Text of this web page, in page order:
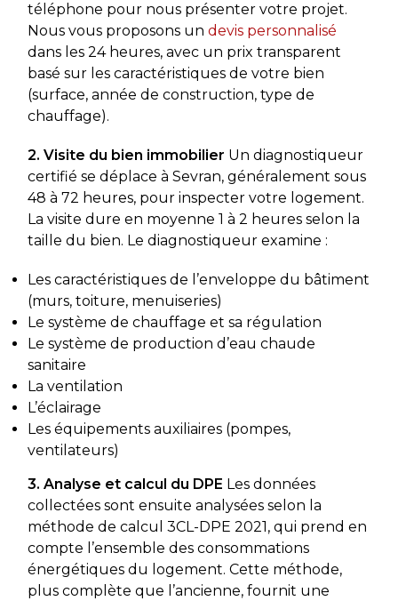
téléphone pour nous présenter votre projet.
Nous vous proposons un devis personnalisé
dans les 24 heures, avec un prix transparent
basé sur les caractéristiques de votre bien
(surface, année de construction, type de
chauffage).
2. Visite du bien immobilier Un diagnostiqueur
certifié se déplace à Sevran, généralement sous
48 à 72 heures, pour inspecter votre logement.
La visite dure en moyenne 1 à 2 heures selon la
taille du bien. Le diagnostiqueur examine :
Les caractéristiques de l’enveloppe du bâtiment
(murs, toiture, menuiseries)
Le système de chauffage et sa régulation
Le système de production d’eau chaude
sanitaire
La ventilation
L’éclairage
Les équipements auxiliaires (pompes,
ventilateurs)
3. Analyse et calcul du DPE Les données
collectées sont ensuite analysées selon la
méthode de calcul 3CL-DPE 2021, qui prend en
compte l’ensemble des consommations
énergétiques du logement. Cette méthode,
plus complète que l’ancienne, fournit une